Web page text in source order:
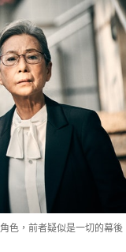
色，前者疑似是一切的幕後